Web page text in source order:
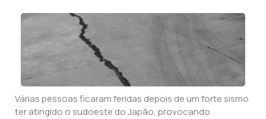
Várias pessoas ficaram feridas depois de um forte sismo
ter atingido o sudoeste do Japão, provocando